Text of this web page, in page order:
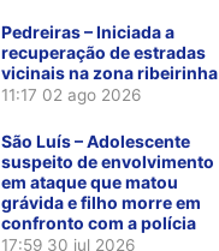
Pedreiras – Iniciada a
recuperação de estradas
vicinais na zona ribeirinha
11:17 02 ago 2026
São Luís – Adolescente
suspeito de envolvimento
em ataque que matou
grávida e filho morre em
confronto com a polícia
17:59 30 jul 2026